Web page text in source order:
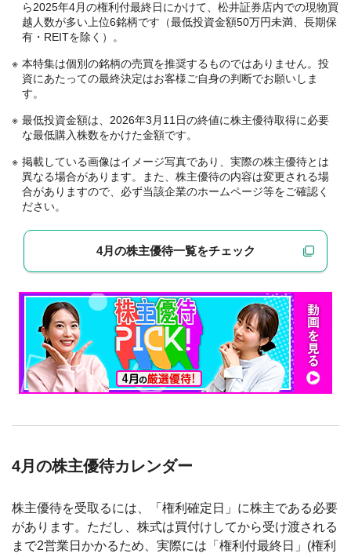
ら2025年4月の権利付最終日にかけて、松井証券店内での現物買
越人数が多い上位6銘柄です（最低投資金額50万円未満、長期保
有・REITを除く）。
本特集は個別の銘柄の売買を推奨するものではありません。投
資にあたっての最終決定はお客様ご自身の判断でお願いしま
す。
最低投資金額は、2026年3月11日の終値に株主優待取得に必要
な最低購入株数をかけた金額です。
掲載している画像はイメージ写真であり、実際の株主優待とは
異なる場合があります。また、株主優待の内容は変更される場
合がありますので、必ず当該企業のホームページ等をご確認く
ださい。
4月の株主優待一覧をチェック
4月の株主優待カレンダー
株主優待を受取るには、「権利確定日」に株主である必要
があります。ただし、株式は買付けしてから受け渡される
まで2営業日かかるため、実際には「権利付最終日」(権利